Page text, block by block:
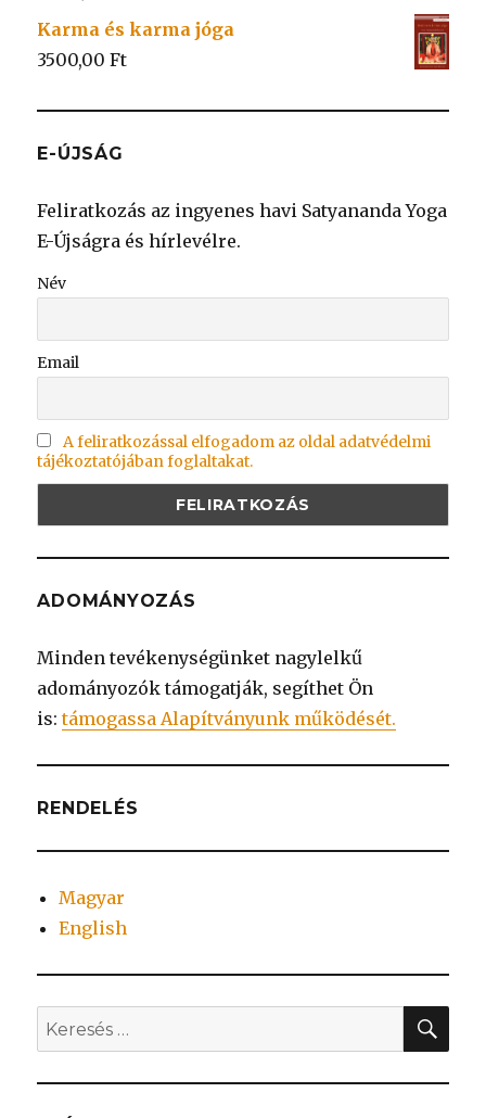
Karma és karma jóga
3500,00Ft
E-ÚJSÁG
Feliratkozás az ingyenes havi Satyananda Yoga
E-Újságra és hírlevélre.
Név
Email
A feliratkozással elfogadom az oldal adatvédelmi
tájékoztatójában foglaltakat.
ADOMÁNYOZÁS
Minden tevékenységünket nagylelkű
adományozók támogatják, segíthet Ön
is:támogassa Alapítványunk működését.
RENDELÉS
Magyar
English
Keresés
a
következő
kifejezésre: